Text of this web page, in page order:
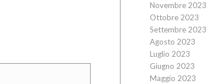
Novembre 2023
Ottobre 2023
Settembre 2023
Agosto 2023
Luglio 2023
Giugno 2023
Maggio 2023